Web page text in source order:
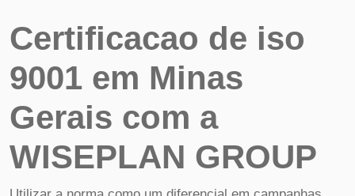
Certificacao de iso
9001 em Minas
Gerais com a
WISEPLAN GROUP